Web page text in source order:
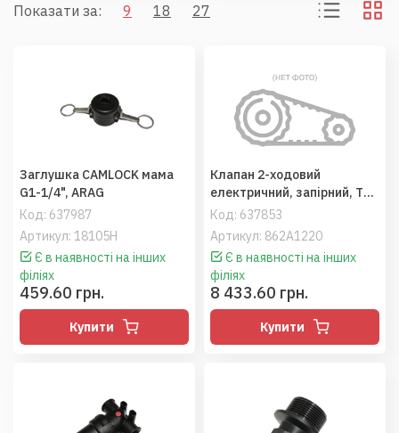
Показати за: 9 18 27
Код: 637987
Артикул: 18105H
Заглушка CAMLOCK мама
G1-1/4", ARAG
Є в наявності на інших
філіях
459.60 грн.
Купити
Код: 637853
Артикул: 862A1220
Клапан 2-ходовий
електричний, запірний, T3
F-1/2" хомут, ARAG
Є в наявності на інших
філіях
8 433.60 грн.
Купити